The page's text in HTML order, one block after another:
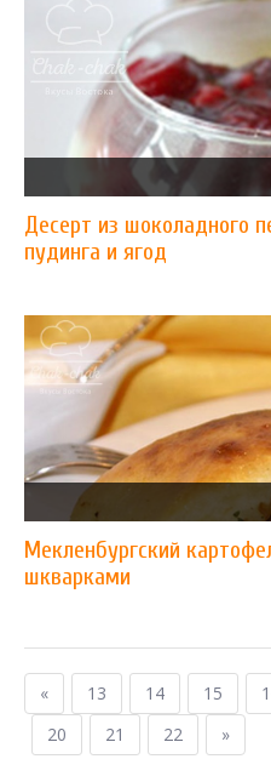
Десерт из шоколадного
пудинга и ягод
Мекленбургский
шкварками
« 13 14 15
20
21 22 »